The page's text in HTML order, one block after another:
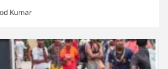
Kumar